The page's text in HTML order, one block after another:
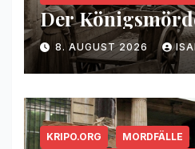
Der
8. AUGUST 2026
KRIPO.ORG MORDFÄLLE